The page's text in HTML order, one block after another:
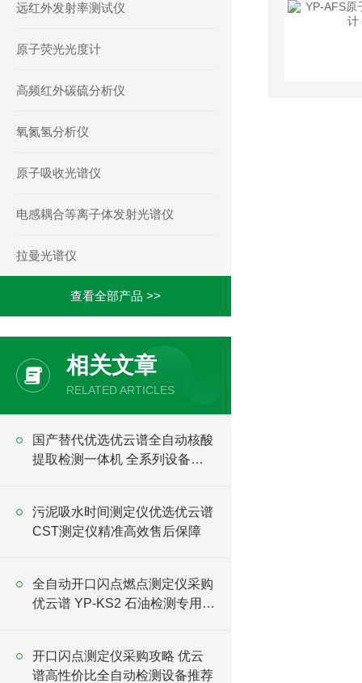
远红外发射率测试仪
原子荧光光度计
高频红外碳硫分析仪
氧氮氢分析仪
原子吸收光谱仪
电感耦合等离子体发射光谱仪
拉曼光谱仪
查看全部产品 >>
相关文章
RELATED ARTICLES
国产替代优选优云谱全自动核酸
提取检测一体机 全系列设备厂
污泥吸水时间测定仪优选优云谱
CST测定仪精准高效售后保障
全自动开口闪点燃点测定仪采购
优云谱 YP-KS2 石油检测专用设
开口闪点测定仪采购攻略 优云
谱高性价比全自动检测设备推荐